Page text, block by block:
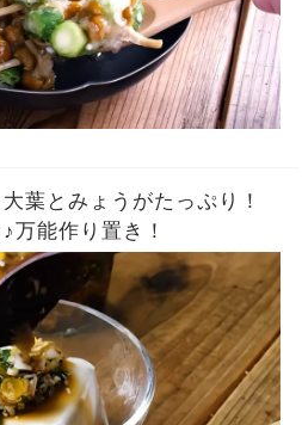
葉とみょうがたっぷり！
万能作り置き！